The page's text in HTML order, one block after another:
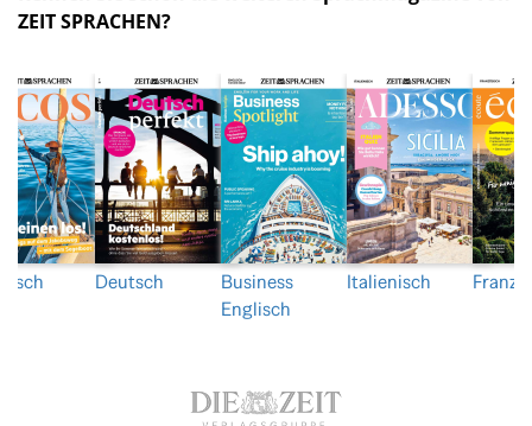
ZEIT SPRACHEN?
Deutsch
Business
Englisch
Italienisch